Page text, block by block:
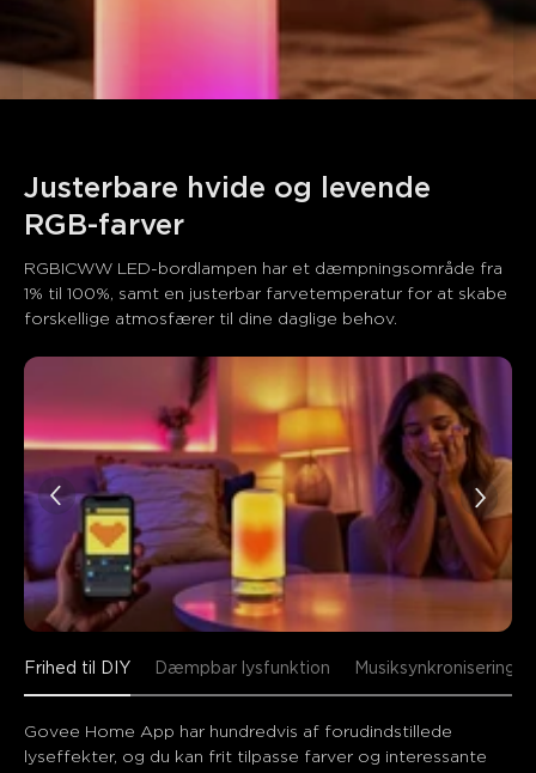
Justerbare hvide og levende
RGB-farver
RGBICWW LED-bordlampen har et dæmpningsområde fra
1% til 100%, samt en justerbar farvetemperatur for at skabe
forskellige atmosfærer til dine daglige behov.
Frihed til DIY Dæmpbar lysfunktion Musiksynkronisering
Govee Home App har hundredvis af forudindstillede
lyseffekter, og du kan frit tilpasse farver og interessante